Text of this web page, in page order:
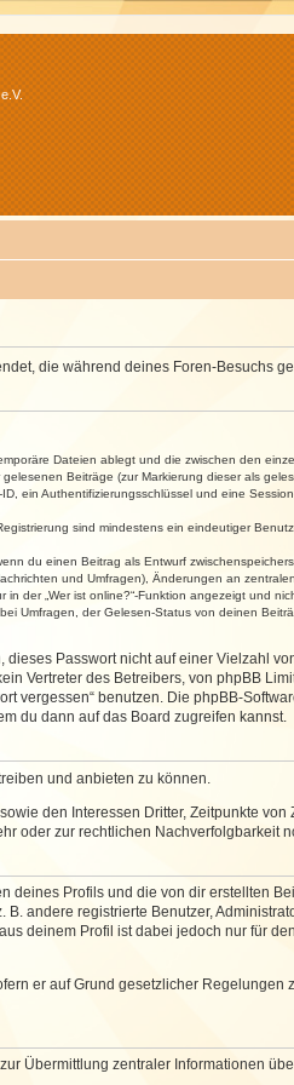
die während deines Foren-Besuchs
Dateien ablegt und die zwischen den
Beiträge (zur Markierung dieser als
ein Authentifizierungsschlüssel und eine
sind mindestens ein eindeutiger
du einen Beitrag als Entwurf
und Umfragen), Änderungen an
der „Wer ist online?“-Funktion angezeigt und
Umfragen, der Gelesen-Status von deinen
Passwort nicht auf einer Vielzahl
Vertreter des Betreibers, von phpBB
vergessen“ benutzen. Die phpBB-
du dann auf das Board zugreifen kannst.
und anbieten zu können.
den Interessen Dritter, Zeitpunkte von
oder zur rechtlichen Nachverfolgbarkeit
deines Profils und die von dir erstellten
andere registrierte Benutzer,
deinem Profil ist dabei jedoch nur für
er auf Grund gesetzlicher Regelungen
Übermittlung zentraler Informationen